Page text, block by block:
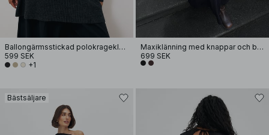
Ballongärmsstickad polokrageklänning
599 SEK
+1
Maxiklänning med knappar och ballongärmar
699 SEK
Bästsäljare